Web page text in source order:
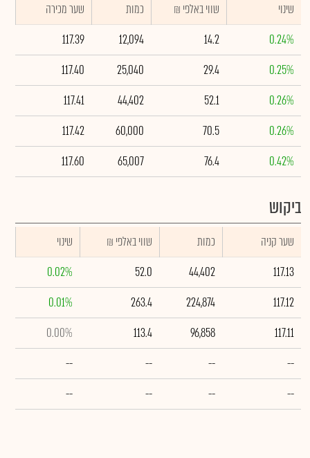
שינוי ₪ שווי באלפי כמות
שער מכירה
0.24%
14.2
12,094
117.39
0.25%
29.4
25,040
117.40
0.26%
52.1
44,402
117.41
0.26%
70.5
60,000
117.42
0.42%
76.4
65,007
117.60
ביקוש
שער קניה כמות ₪ שווי באלפי
שינוי
117.13
44,402
52.0
0.02%
117.12
224,874
263.4
0.01%
117.11
96,858
113.4
0.00%
--
--
--
--
--
--
--
--